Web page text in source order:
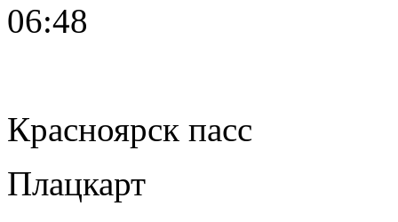
06:48
Красноярск пасс
Плацкарт